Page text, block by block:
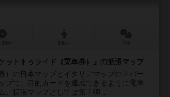
ットトゥライド（乗車券）」の拡張マップ
）の日本マップとイタリアマップの２バー
プで、目的カードを達成できるように電車
。拡張マップとしては第７弾...